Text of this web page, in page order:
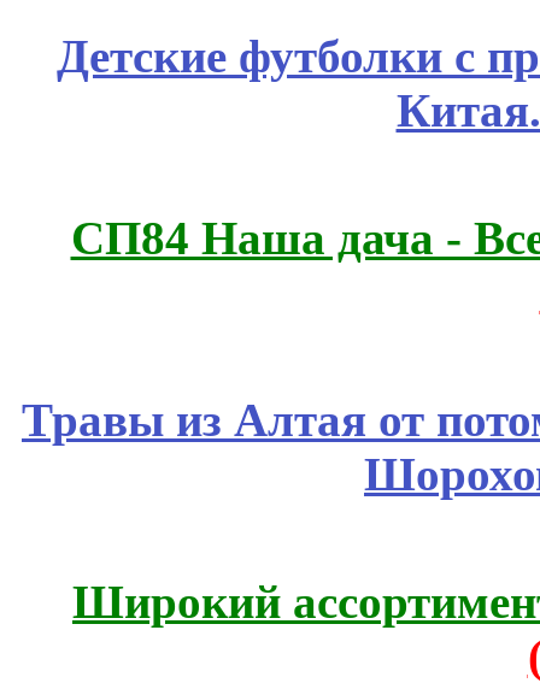
Детские футболки с
СП84 Наша дача -
Травы из Алтая от
Широкий